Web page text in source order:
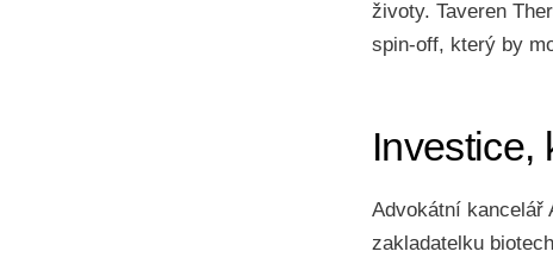
životy. Taveren
spin-off, který by
Investice,
Advokátní kancelář
zakladatelku